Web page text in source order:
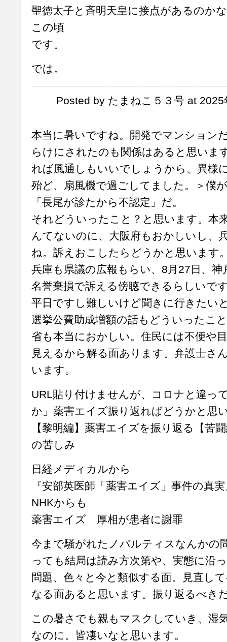
聖徳太子と斉明天皇に接点があるのか
この頃
です。
では。
Posted by たまねこ５３号 at
本当に暑いですね。開発でマンション
らけにされたのも関係はあると思いま
れば風通しもいいでしょうから、異様
殆ど、扇風機で過ごしてました。＞僕
「長尾が診たから不認定」だ。
それどういったこと？と思います。本
んてないのに、大阪府もおかしいし、
ね。訴えおこしたらどうかと思います
兵庫も県議の広報もらい、8月27日、神
名誉棄損で訴える傍聴できるらしいで
平日ですし難しいけど聞きに行きたい
選挙公費助成増額の話もどういったこ
省も本当におかしい。住民には不便や
見えるから解る面あります。弁護士さ
います。
URL貼り付けませんが、コロナと違っ
か」薬害エイズ振り返ればどうかと思
【黎明編】薬害エイズを振り返る【苦
の苦しみ
日経メディカルから
『安部英医師「薬害エイズ」事件の真
NHKからも
薬害エイズ 厚相が患者に謝罪
今まで騒がれたノバルティスなんかの
っても結局は読み方次第や、実態に沿
問題、色々と今と類似する面。見直し
なる面あると思います。振り返るべき
この暑さでも親もマスクしていき、湿
なのに。皆凄いなと思います。